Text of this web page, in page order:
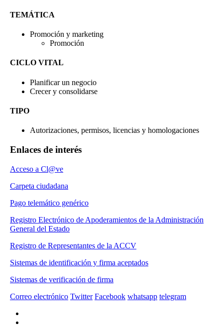
TEMÁTICA
Promoción y marketing
Promoción
CICLO VITAL
Planificar un negocio
Crecer y consolidarse
TIPO
Autorizaciones, permisos, licencias y homologaciones
Enlaces de interés
Acceso a Cl@ve
Carpeta ciudadana
Pago telemático genérico
Registro Electrónico de Apoderamientos de la Administración
General del Estado
Registro de Representantes de la ACCV
Sistemas de identificación y firma aceptados
Sistemas de verificación de firma
Correo electrónico Twitter Facebook whatsapp telegram